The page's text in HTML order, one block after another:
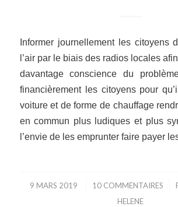
Informer journellement les citoyens
l’air par le biais des radios locales
davantage conscience du
financièrement les citoyens pour
voiture et de forme de chauffage
en commun plus ludiques et plus
l’envie de les emprunter faire payer
9 MARS 2019
/ 10 COMMENTAIRES
/
HELENE